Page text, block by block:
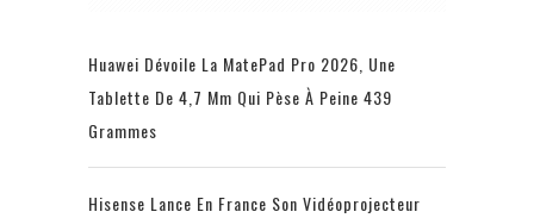
Huawei Dévoile La MatePad Pro 2026, Une
Tablette De 4,7 Mm Qui Pèse À Peine 439
Grammes
Hisense Lance En France Son Vidéoprojecteur